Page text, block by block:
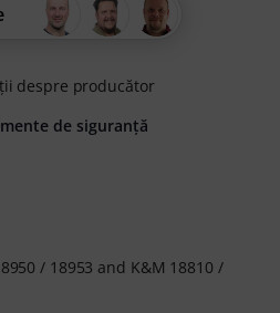
/ 18953 and K&M 18810 /
despre producător
de siguranță